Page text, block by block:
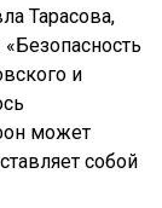
Тарасова,
и
может
собой